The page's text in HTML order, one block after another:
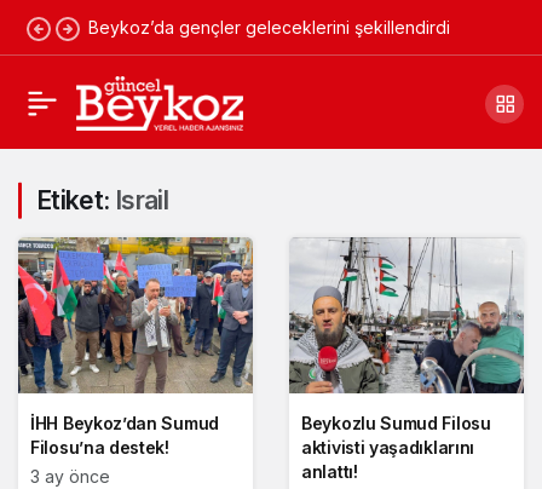
Beykoz’da gençler geleceklerini şekillendirdi
Etiket: Israil
İHH Beykoz’dan Sumud
Filosu’na destek!
3 ay önce
Beykozlu Sumud Filosu
aktivisti yaşadıklarını
anlattı!